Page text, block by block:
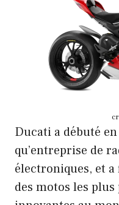
Ducati a débuté
qu’entreprise de
électroniques, et
des motos les